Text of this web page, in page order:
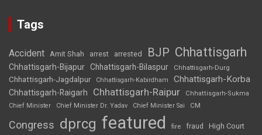
Tags
Accident Amit Shah arrest arrested BJP Chhattisgarh
Chhattisgarh-Bijapur Chhattisgarh-Bilaspur Chhattisgarh-Durg
Chhattisgarh-Jagdalpur Chhattisgarh-Kabirdham Chhattisgarh-Korba
Chhattisgarh-Raigarh Chhattisgarh-Raipur
Chhattisgarh-Sukma
Chief Minister
Chief Minister Dr. Yadav Chief Minister Sai CM
Congress dprcg featured fire fraud High Court